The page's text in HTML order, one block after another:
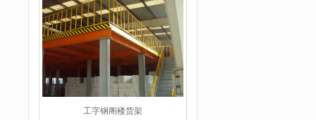
重型仓储货架